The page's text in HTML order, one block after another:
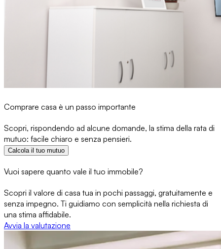
Comprare casa è un passo importante
Scopri, rispondendo ad alcune domande, la stima della rata di
mutuo: facile chiaro e senza pensieri.
Calcola il tuo mutuo
Vuoi sapere quanto vale il tuo immobile?
Scopri il valore di casa tua in pochi passaggi, gratuitamente e
senza impegno. Ti guidiamo con semplicità nella richiesta di
una stima affidabile.
Avvia la valutazione